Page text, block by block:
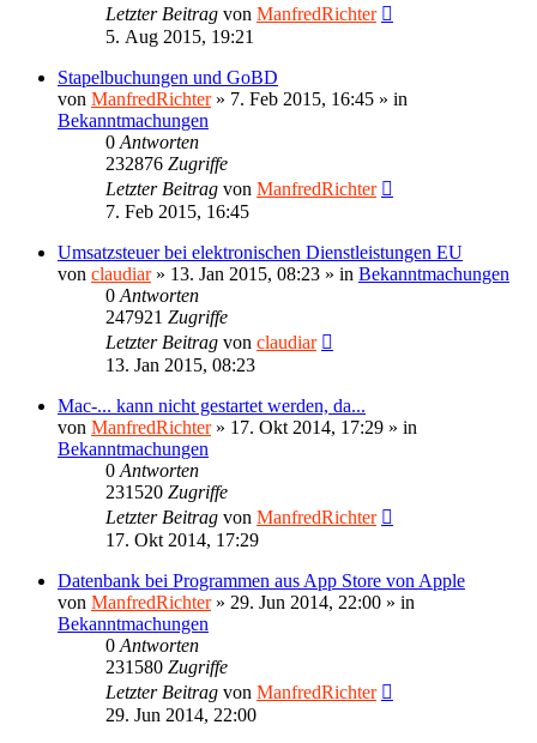
Letzter Beitrag von ManfredRichter
5. Aug 2015, 19:21
Stapelbuchungen und GoBD
von ManfredRichter» 7. Feb 2015, 16:45 » in
Bekanntmachungen
0 Antworten
232876 Zugriffe
Letzter Beitrag von ManfredRichter
7. Feb 2015, 16:45
Umsatzsteuer bei elektronischen Dienstleistungen EU
von claudiar» 13. Jan 2015, 08:23 » in Bekanntmachungen
0 Antworten
247921 Zugriffe
Letzter Beitrag von claudiar
13. Jan 2015, 08:23
Mac-... kann nicht gestartet werden, da...
von ManfredRichter» 17. Okt 2014, 17:29 » in
Bekanntmachungen
0 Antworten
231520 Zugriffe
Letzter Beitrag von ManfredRichter
17. Okt 2014, 17:29
Datenbank bei Programmen aus App Store von Apple
von ManfredRichter» 29. Jun 2014, 22:00 » in
Bekanntmachungen
0 Antworten
231580 Zugriffe
Letzter Beitrag von ManfredRichter
29. Jun 2014, 22:00